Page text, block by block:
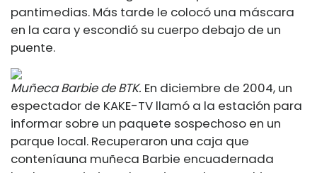
pantimedias. Más tarde le colocó una máscara
en la cara y escondió su cuerpo debajo de un
puente.
Muñeca Barbie de BTK. En diciembre de 2004, un
espectador de KAKE-TV llamó a la estación para
informar sobre un paquete sospechoso en un
parque local. Recuperaron una caja que
conteníauna muñeca Barbie encuadernada